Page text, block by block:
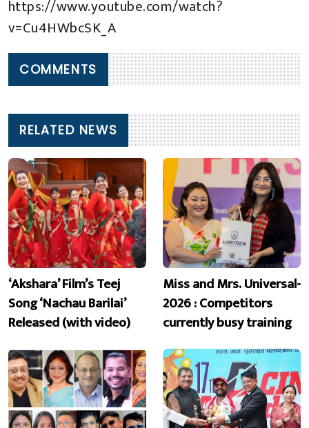
https://www.youtube.com/watch?
v=Cu4HWbcSK_A
COMMENTS
RELATED NEWS
‘Akshara’ Film’s Teej
Song ‘Nachau Barilai’
Released (with video)
Miss and Mrs. Universal-
2026 : Competitors
currently busy training